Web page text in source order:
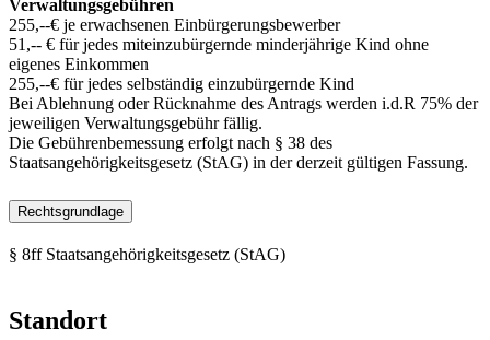
Verwaltungsgebühren
255,--€ je erwachsenen Einbürgerungsbewerber
51,-- € für jedes miteinzubürgernde minderjährige Kind ohne
eigenes Einkommen
255,--€ für jedes selbständig einzubürgernde Kind
Bei Ablehnung oder Rücknahme des Antrags werden i.d.R 75% der
jeweiligen Verwaltungsgebühr fällig.
Die Gebührenbemessung erfolgt nach § 38 des
Staatsangehörigkeitsgesetz (StAG) in der derzeit gültigen Fassung.
Rechtsgrundlage
§ 8ff Staatsangehörigkeitsgesetz (StAG)
Standort